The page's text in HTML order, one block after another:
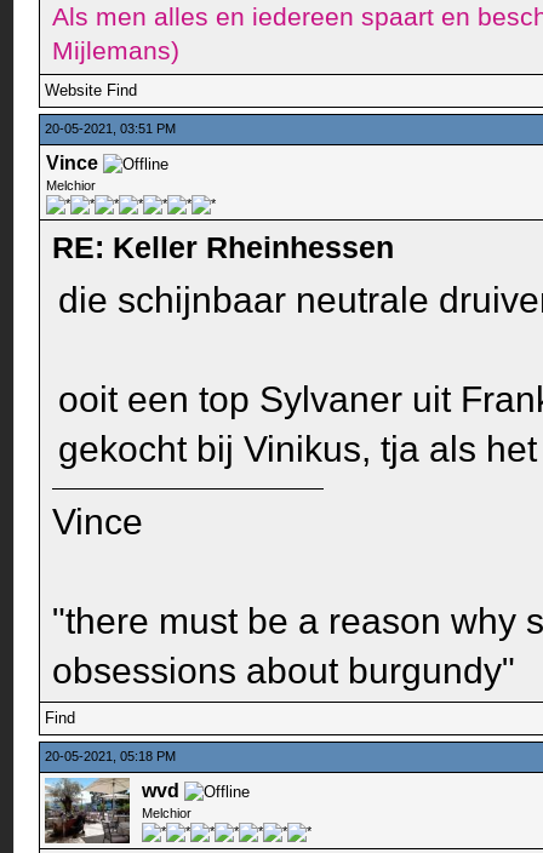
Als men alles en iedereen spaart en
Mijlemans)
Website Find
20-05-2021, 03:51 PM
Vince
Melchior
RE: Keller Rheinhessen
die schijnbaar neutrale
ooit een top Sylvaner uit
gekocht bij Vinikus, tja als
Vince
"there must be a reason why
obsessions about burgundy"
Find
20-05-2021, 05:18 PM
wvd
Melchior